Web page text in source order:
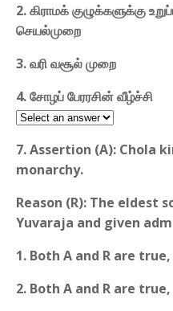
2. கிராமக் குழுக்களுக்கு
செயல்முறை
3. வரி வசூல் முறை
4. சோழப் பேரரசின் வீழ்ச்சி
7. Assertion (A): Chola
monarchy.
Reason (R): The eldest
Yuvaraja and given
1. Both A and R are
2. Both A and R are